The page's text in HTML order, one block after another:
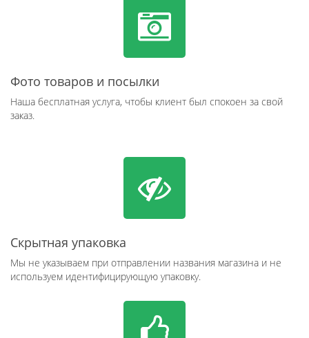
Фото товаров и посылки
Наша бесплатная услуга, чтобы клиент был спокоен за свой
заказ.
Скрытная упаковка
Мы не указываем при отправлении названия магазина и не
используем идентифицирующую упаковку.